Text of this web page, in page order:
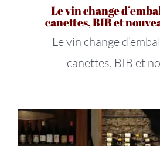
Le vin change
canettes, BIB et
Le vin change
canettes, BIB et